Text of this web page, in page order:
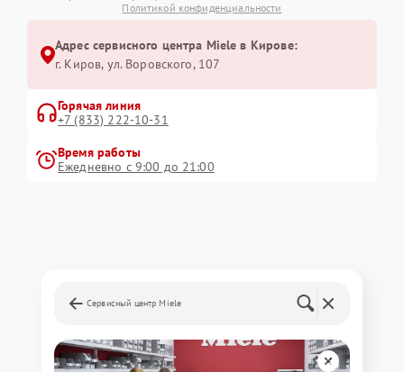
Политикой конфиденциальности
Адрес сервисного центра Miele в Кирове:
г. Киров, ул. Воровского, 107
Горячая линия
+7 (833) 222-10-31
Время работы
Ежедневно с 9:00 до 21:00
Сервисный центр Miele